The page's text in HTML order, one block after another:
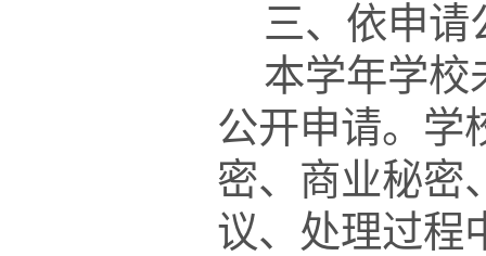
三、 依申请
本学年学校
公开申请。学
密、商业秘密
议、处理过程